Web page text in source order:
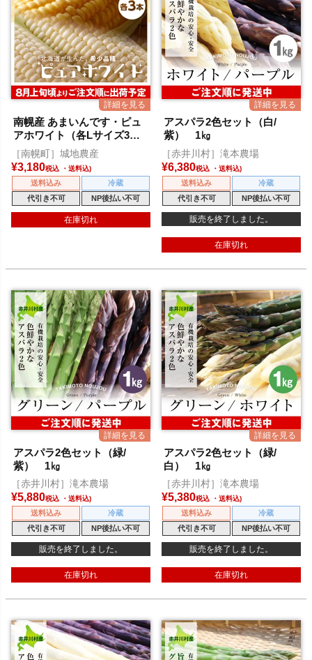
南幌産 あまいんです・ピュ
アホワイト（各Lサイズ3本
入）
［南幌町］城地農産
¥3,180税込
送料込み
冷蔵
代引き不可
NP後払い不可
在庫切れ
アスパラ2色セット（白/
紫） 1㎏
［赤井川村］滝本農場
¥6,380税込
送料込み
冷蔵
代引き不可
NP後払い不可
販売を終了しました。
在庫切れ
アスパラ2色セット（緑/
紫） 1㎏
［赤井川村］滝本農場
¥5,880税込
送料込み
冷蔵
代引き不可
NP後払い不可
販売を終了しました。
在庫切れ
アスパラ2色セット（緑/
白） 1㎏
［赤井川村］滝本農場
¥5,380税込
送料込み
冷蔵
代引き不可
NP後払い不可
販売を終了しました。
在庫切れ